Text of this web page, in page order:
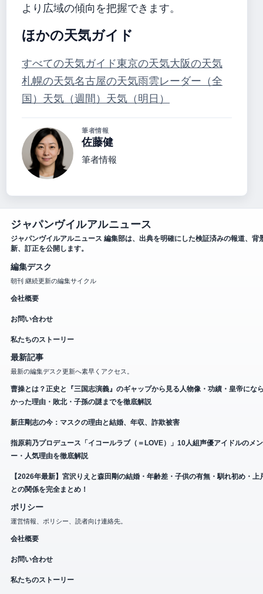
より広域の傾向を把握できます。
ほかの天気ガイド
すべての天気ガイド東京の天気大阪の天気
札幌の天気名古屋の天気雨雲レーダー（全
国） 天気（週間） 天気（明日）
筆者情報
佐藤健
筆者情報
ジャパンヴイルアルニュース
ジャパンヴイルアルニュース 編集部は、出典を明確にした検証済みの報道、背
新、訂正を公開します。
編集デスク
朝刊 継続更新の編集サイクル
会社概要
お問い合わせ
私たちのストーリー
最新記事
最新の編集デスク更新へ素早くアクセス。
曹操とは？正史と『三国志演義』のギャップから見る人物像・功績・皇帝にな
かった理由・敗北・子孫の謎までを徹底解説
新庄剛志の今：マスクの理由と結婚、年収、詐欺被害
指原莉乃プロデュース「イコールラブ（＝LOVE）」10人組声優アイドルのメ
ー・人気理由を徹底解説
【2026年最新】宮沢りえと森田剛の結婚・年齢差・子供の有無・馴れ初め・上
との関係を完全まとめ！
ポリシー
運営情報、ポリシー、読者向け連絡先。
会社概要
お問い合わせ
私たちのストーリー